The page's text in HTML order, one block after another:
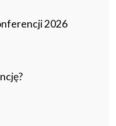
2026